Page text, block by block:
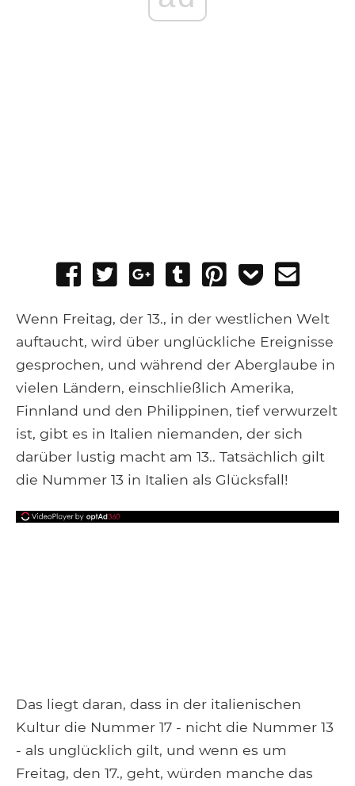
Share
Facebook
Tweet
Share
Google+
Post
Tumblr
Pin
Add
Pocket
Wenn Freitag, der 13., in der westlichen Welt
auftaucht, wird über unglückliche Ereignisse
gesprochen, und während der Aberglaube in
vielen Ländern, einschließlich Amerika,
Finnland und den Philippinen, tief verwurzelt
ist, gibt es in Italien niemanden, der sich
darüber lustig macht am 13.. Tatsächlich gilt
die Nummer 13 in Italien als Glücksfall!
Das liegt daran, dass in der italienischen
Kultur die Nummer 17 - nicht die Nummer 13
- als unglücklich gilt, und wenn es um
Freitag, den 17., geht, würden manche das